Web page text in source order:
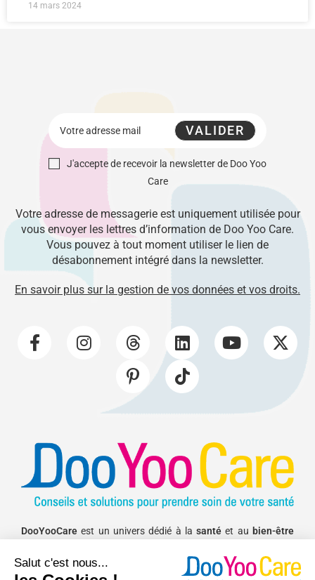
14 mars 2024
VALIDER
J'accepte de recevoir la newsletter de Doo Yoo
Care
Votre adresse de messagerie est uniquement utilisée pour
vous envoyer les lettres d’information de Doo Yoo Care.
Vous pouvez à tout moment utiliser le lien de
désabonnement intégré dans la newsletter.
En savoir plus sur la gestion de vos données et vos droits.
DooYooCare est un univers dédié à lasanté et au bien-être
votre alimentation activité physiquerégulière